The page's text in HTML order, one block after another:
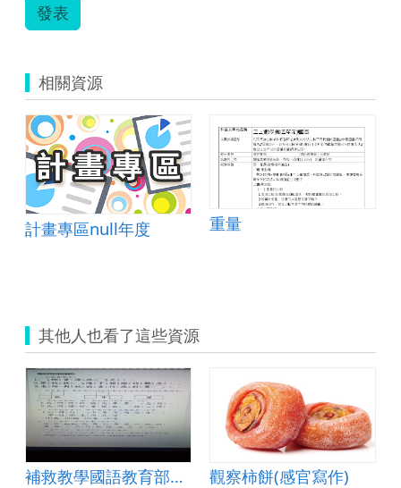
發表
相關資源
計畫專區null年度 重量
其他人也看了這些資源
補救教學國語教育部教材六年級第一單元補充及學習單 觀察柿餅(感官寫作)